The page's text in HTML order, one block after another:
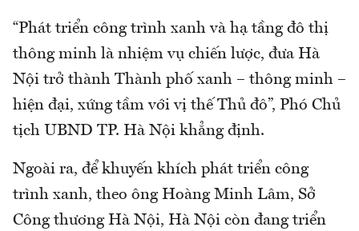
“Phát triển công trình xanh và hạ tầng đô thị
thông minh là nhiệm vụ chiến lược, đưa Hà
Nội trở thành Thành phố xanh – thông minh –
hiện đại, xứng tầm với vị thế Thủ đô”, Phó Chủ
tịch UBND TP. Hà Nội khẳng định.
Ngoài ra, để khuyến khích phát triển công
trình xanh, theo ông Hoàng Minh Lâm, Sở
Công thương Hà Nội, Hà Nội còn đang triển